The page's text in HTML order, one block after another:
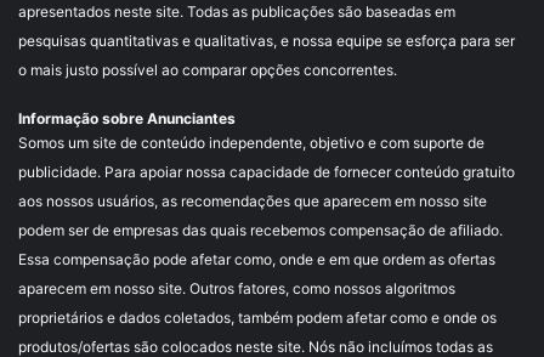
apresentados neste site. Todas as publicações são baseadas em
pesquisas quantitativas e qualitativas, e nossa equipe se esforça para ser
o mais justo possível ao comparar opções concorrentes.
Informação sobre Anunciantes
Somos um site de conteúdo independente, objetivo e com suporte de
publicidade. Para apoiar nossa capacidade de fornecer conteúdo gratuito
aos nossos usuários, as recomendações que aparecem em nosso site
podem ser de empresas das quais recebemos compensação de afiliado.
Essa compensação pode afetar como, onde e em que ordem as ofertas
aparecem em nosso site. Outros fatores, como nossos algoritmos
proprietários e dados coletados, também podem afetar como e onde os
produtos/ofertas são colocados neste site. Nós não incluímos todas as